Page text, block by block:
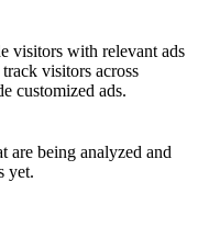
visitors with relevant ads
visitors across
customized ads.
are being analyzed and
yet.